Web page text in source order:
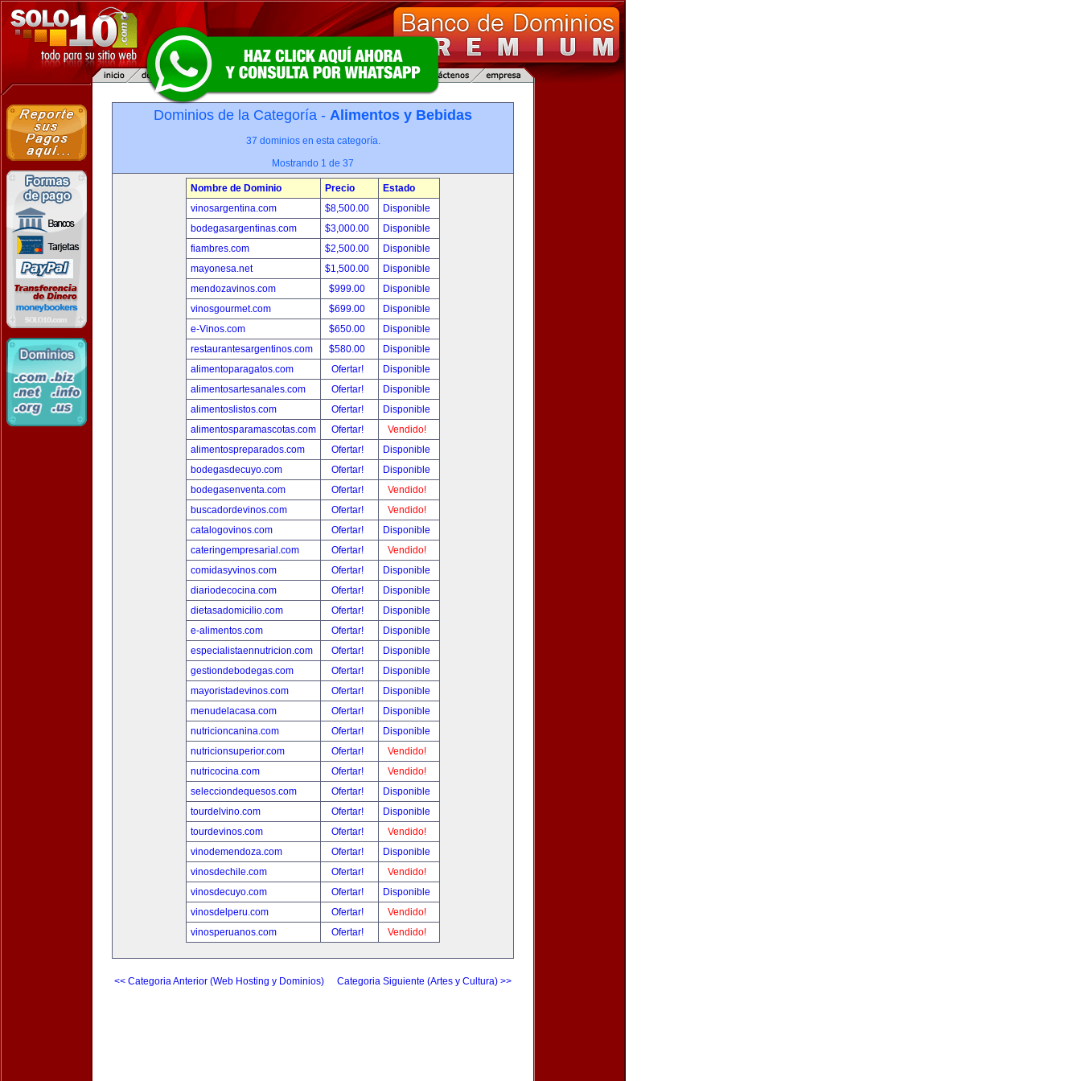
Dominios de la Categoría - Alimentos y Bebidas
37 dominios en esta categoría.
Mostrando 1 de 37
Nombre de Dominio Precio
Estado
vinosargentina.com
$8,500.00
Disponible
bodegasargentinas.com
$3,000.00
Disponible
fiambres.com
$2,500.00
Disponible
mayonesa.net
$1,500.00
Disponible
mendozavinos.com
$999.00
Disponible
vinosgourmet.com
$699.00
Disponible
e-Vinos.com
$650.00
Disponible
restaurantesargentinos.com
$580.00
Disponible
alimentoparagatos.com
Ofertar!
Disponible
alimentosartesanales.com
Ofertar!
Disponible
alimentoslistos.com
Ofertar!
Disponible
alimentosparamascotas.com
Ofertar!
Vendido!
alimentospreparados.com
Ofertar!
Disponible
bodegasdecuyo.com
Ofertar!
Disponible
bodegasenventa.com
Ofertar!
Vendido!
buscadordevinos.com
Ofertar!
Vendido!
catalogovinos.com
Ofertar!
Disponible
cateringempresarial.com
Ofertar!
Vendido!
comidasyvinos.com
Ofertar!
Disponible
diariodecocina.com
Ofertar!
Disponible
dietasadomicilio.com
Ofertar!
Disponible
e-alimentos.com
Ofertar!
Disponible
especialistaennutricion.com
Ofertar!
Disponible
gestiondebodegas.com
Ofertar!
Disponible
mayoristadevinos.com
Ofertar!
Disponible
menudelacasa.com
Ofertar!
Disponible
nutricioncanina.com
Ofertar!
Disponible
nutricionsuperior.com
Ofertar!
Vendido!
nutricocina.com
Ofertar!
Vendido!
selecciondequesos.com
Ofertar!
Disponible
tourdelvino.com
Ofertar!
Disponible
tourdevinos.com
Ofertar!
Vendido!
vinodemendoza.com
Ofertar!
Disponible
vinosdechile.com
Ofertar!
Vendido!
vinosdecuyo.com
Ofertar!
Disponible
vinosdelperu.com
Ofertar!
Vendido!
vinosperuanos.com
Ofertar! Vendido!
<< Categoria Anterior (Web Hosting y Dominios) Categoria Siguiente (Artes y Cultura) >>